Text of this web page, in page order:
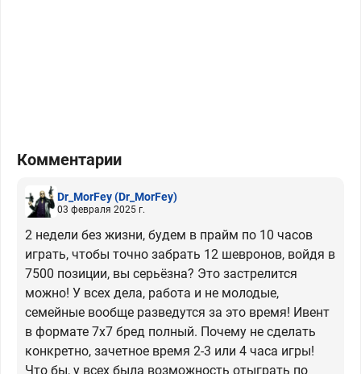
Комментарии
Dr_MorFey(Dr_MorFey)
03 февраля 2025 г.
2 недели без жизни, будем в прайм по 10 часов
играть, чтобы точно забрать 12 шевронов, войдя в
7500 позиции, вы серьёзна? Это застрелится
можно! У всех дела, работа и не молодые,
семейные вообще разведутся за это время! Ивент
в формате 7х7 бред полный. Почему не сделать
конкретно, зачетное время 2-3 или 4 часа игры!
Что бы, у всех была возможность отыграть по